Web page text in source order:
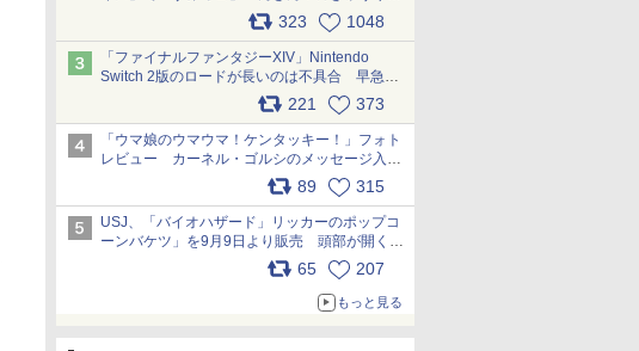
ッグを食べてみた イラストそのままのメニュ
ー化に挑戦。これが意外にもおいしい
pic.x.com/Kgl04hZaeg
323 1048
「ファイナルファンタジーXIV」Nintendo
Switch 2版のロードが長いのは不具合 早急に
アップデートできるよう対応中221 373
「ウマ娘のウマウマ！ケンタッキー！」フォト
レビュー カーネル・ゴルシのメッセージ入り
パッケージや描き下ろしトレカなどが登場
89 315
USJ、「バイオハザード」リッカーのポップコ
ーンバケツ」を9月9日より販売 頭部が開く仕
組み。味は恐怖を堪のう「味噌フレーバー」
65 207
もっと見る